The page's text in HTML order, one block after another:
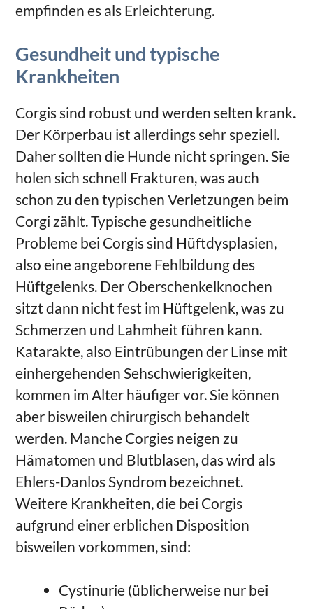
empfinden es als Erleichterung.
Gesundheit und typische
Krankheiten
Corgis sind robust und werden selten krank.
Der Körperbau ist allerdings sehr speziell.
Daher sollten die Hunde nicht springen. Sie
holen sich schnell Frakturen, was auch
schon zu den typischen Verletzungen beim
Corgi zählt. Typische gesundheitliche
Probleme bei Corgis sind Hüftdysplasien,
also eine angeborene Fehlbildung des
Hüftgelenks. Der Oberschenkelknochen
sitzt dann nicht fest im Hüftgelenk, was zu
Schmerzen und Lahmheit führen kann.
Katarakte, also Eintrübungen der Linse mit
einhergehenden Sehschwierigkeiten,
kommen im Alter häufiger vor. Sie können
aber bisweilen chirurgisch behandelt
werden. Manche Corgies neigen zu
Hämatomen und Blutblasen, das wird als
Ehlers-Danlos Syndrom bezeichnet.
Weitere Krankheiten, die bei Corgis
aufgrund einer erblichen Disposition
bisweilen vorkommen, sind:
Cystinurie (üblicherweise nur bei